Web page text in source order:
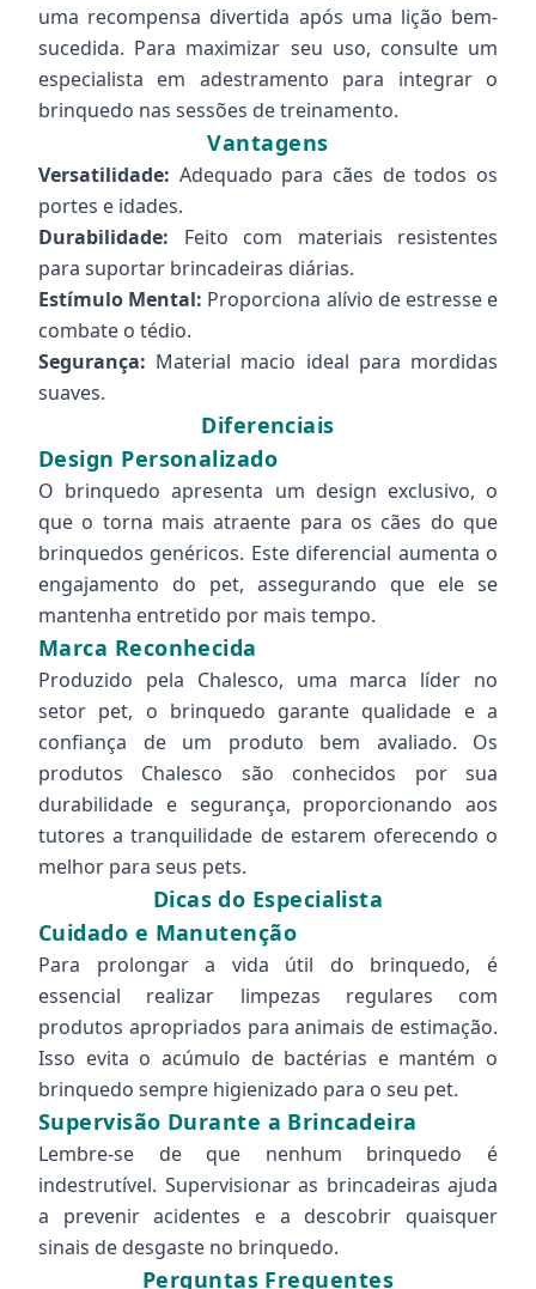
uma recompensa divertida após uma lição bem-
sucedida. Para maximizar seu uso, consulte um
especialista em adestramento para integrar o
brinquedo nas sessões de treinamento.
Vantagens
Versatilidade: Adequado para cães de todos os
portes e idades.
Durabilidade: Feito com materiais resistentes
para suportar brincadeiras diárias.
Estímulo Mental: Proporciona alívio de estresse e
combate o tédio.
Segurança: Material macio ideal para mordidas
suaves.
Diferenciais
Design Personalizado
O brinquedo apresenta um design exclusivo, o
que o torna mais atraente para os cães do que
brinquedos genéricos. Este diferencial aumenta o
engajamento do pet, assegurando que ele se
mantenha entretido por mais tempo.
Marca Reconhecida
Produzido pela Chalesco, uma marca líder no
setor pet, o brinquedo garante qualidade e a
confiança de um produto bem avaliado. Os
produtos Chalesco são conhecidos por sua
durabilidade e segurança, proporcionando aos
tutores a tranquilidade de estarem oferecendo o
melhor para seus pets.
Dicas do Especialista
Cuidado e Manutenção
Para prolongar a vida útil do brinquedo, é
essencial realizar limpezas regulares com
produtos apropriados para animais de estimação.
Isso evita o acúmulo de bactérias e mantém o
brinquedo sempre higienizado para o seu pet.
Supervisão Durante a Brincadeira
Lembre-se de que nenhum brinquedo é
indestrutível. Supervisionar as brincadeiras ajuda
a prevenir acidentes e a descobrir quaisquer
sinais de desgaste no brinquedo.
Perguntas Frequentes